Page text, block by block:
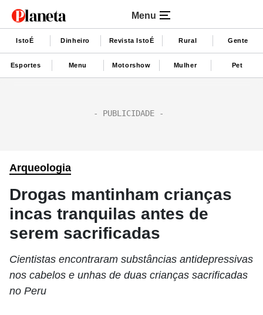
Menu
IstoÉ Dinheiro Revista IstoÉ Rural Gente
Esportes Menu Motorshow Mulher Pet
Arqueologia
Drogas mantinham crianças
incas tranquilas antes de
serem sacrificadas
Cientistas encontraram substâncias antidepressivas
nos cabelos e unhas de duas crianças sacrificadas
no Peru